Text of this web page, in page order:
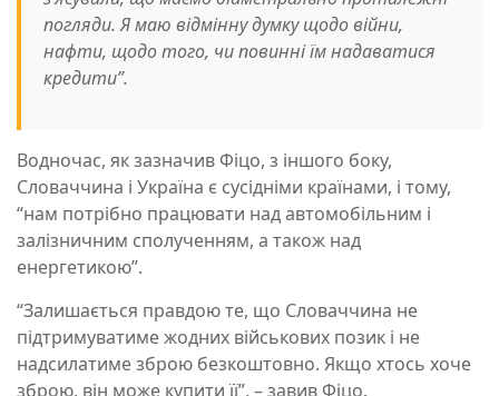
погляди. Я маю відмінну думку щодо війни,
нафти, щодо того, чи повинні їм надаватися
кредити”.
Водночас, як зазначив Фіцо, з іншого боку,
Словаччина і Україна є сусідніми країнами, і тому,
“нам потрібно працювати над автомобільним і
залізничним сполученням, а також над
енергетикою”.
“Залишається правдою те, що Словаччина не
підтримуватиме жодних військових позик і не
надсилатиме зброю безкоштовно. Якщо хтось хоче
зброю, він може купити її”, – завив Фіцо.